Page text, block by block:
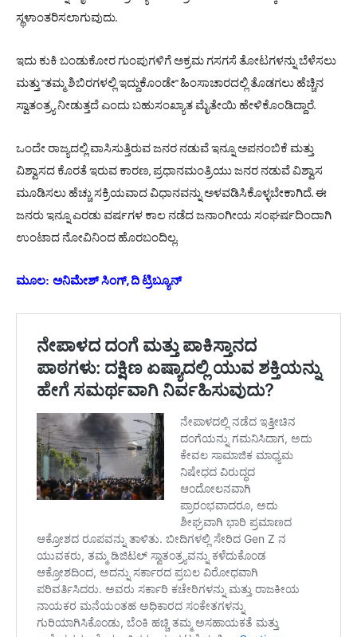
ಸ್ಥಳಾಂತರಿಸಲಾಗುವುದು.
ಇದು ಕುಕಿ ಬಂಡುಕೋರ ಗುಂಪುಗಳಿಗೆಅಕ್ರಮ ಗಸಗಸೆ ತೋಟಗಳನ್ನುಬೆಳೆಸಲು
ಮತ್ತು“ತಮ್ಮಶಿಬಿರಗಳಲ್ಲಿಇದ್ದುಕೊಂಡೇ”ಹಿಂಸಾಚಾರದಲ್ಲಿತೊಡಗಲುಹೆಚ್ಚಿನ
ಸ್ವಾತಂತ್ರ್ಯನೀಡುತ್ತದೆಎಂದುಬಹುಸಂಖ್ಯಾತಮೈತೇಯಿ ಹೇಳಿಕೊಂಡಿದ್ದಾರೆ.
ಒಂದೇರಾಜ್ಯದಲ್ಲಿವಾಸಿಸುತ್ತಿರುವಜನರನಡುವೆಇನ್ನೂಅಪನಂಬಿಕೆ ಮತ್ತು
ವಿಶ್ವಾಸದ ಕೊರತೆಇರುವ ಕಾರಣ,ಪ್ರಧಾನಮಂತ್ರಿಯುಜನರನಡುವೆವಿಶ್ವಾಸ
ಮೂಡಿಸಲುಹೆಚ್ಚುಸಕ್ರಿಯವಾದವಿಧಾನವನ್ನುಅಳವಡಿಸಿಕೊಳ್ಳಬೇಕಾಗಿದೆ.ಈ
ಜನರುಇನ್ನೂಎರಡುವರ್ಷಗಳ ಕಾಲನಡೆದಜನಾಂಗೀಯ ಸಂಘರ್ಷದಿಂದಾಗಿ
ಉಂಟಾದನೋವಿನಿಂದಹೊರಬಂದಿಲ್ಲ.
ಮೂಲ: ಅನಿಮೇಶ್ಸಿಂಗ್,ದಿಟ್ರಿಬ್ಯೂನ್